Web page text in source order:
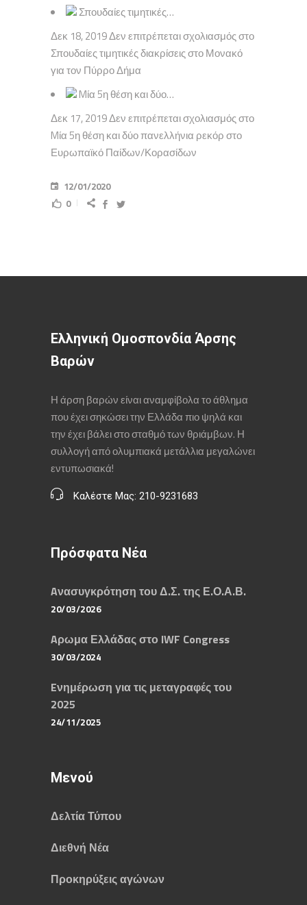
Σπουδαίες τιμητικές…
Δεκ 18, 2019 Δεν επιτρέπεται σχολιασμός στο
Σπουδαίες τιμητικές διακρίσεις στο Μονακό
για τον Πύρρο Δήμα
Mία 5η θέση και δύο…
Δεκ 17, 2019 Δεν επιτρέπεται σχολιασμός στο
Mία 5η θέση και δύο πανελλήνια ρεκόρ στο
Ευρωπαϊκό Παίδων/Κορασίδων
12/01/2020
0
Ελληνική Ομοσπονδία Άρσης
Βαρών
Η άρση βαρών είναι αναμφίβολα το άθλημα
που έχει σηκώσει την Ελλάδα πιο ψηλά και
την έχει βάλει στο σταθμό των θριάμβων. Η
συλλογή από ολυμπιακά μετάλλια μεγαλώνει
εντυπωσιακά!
Καλέστε Μας: 210-9231683
Πρόσφατα Νέα
Aνασυγκρότηση του Δ.Σ. της Ε.Ο.Α.Β.
20/03/2026
Aρωμα Ελλάδας στο IWF Congress
30/03/2024
Eνημέρωση για τις μεταγραφές του
2025
24/11/2025
Μενού
Δελτία Τύπου
Διεθνή Νέα
Προκηρύξεις αγώνων